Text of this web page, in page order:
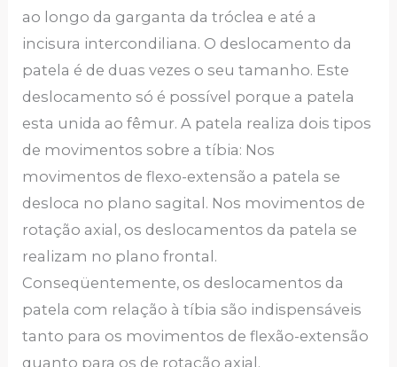
ao longo da garganta da tróclea e até a
incisura intercondiliana. O deslocamento da
patela é de duas vezes o seu tamanho. Este
deslocamento só é possível porque a patela
esta unida ao fêmur. A patela realiza dois tipos
de movimentos sobre a tíbia: Nos
movimentos de flexo-extensão a patela se
desloca no plano sagital. Nos movimentos de
rotação axial, os deslocamentos da patela se
realizam no plano frontal.
Conseqüentemente, os deslocamentos da
patela com relação à tíbia são indispensáveis
tanto para os movimentos de flexão-extensão
quanto para os de rotação axial.